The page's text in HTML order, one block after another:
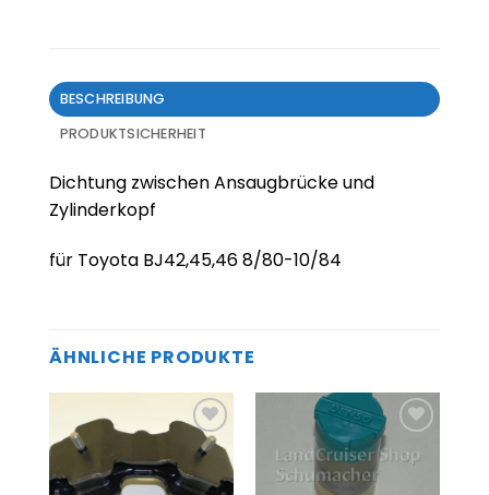
BESCHREIBUNG
PRODUKTSICHERHEIT
Dichtung zwischen Ansaugbrücke und
Zylinderkopf
für Toyota BJ42,45,46 8/80-10/84
ÄHNLICHE PRODUKTE
Zum
Merkzettel
hinzufügen
Zum
Merkzettel
hinzufügen